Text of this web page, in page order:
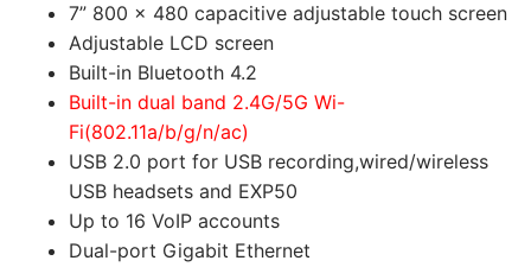
7” 800 x 480 capacitive adjustable touch screen
Adjustable LCD screen
Built-in Bluetooth 4.2
Built-in dual band 2.4G/5G Wi-
Fi(802.11a/b/g/n/ac)
USB 2.0 port for USB recording,wired/wireless
USB headsets and EXP50
Up to 16 VoIP accounts
Dual-port Gigabit Ethernet